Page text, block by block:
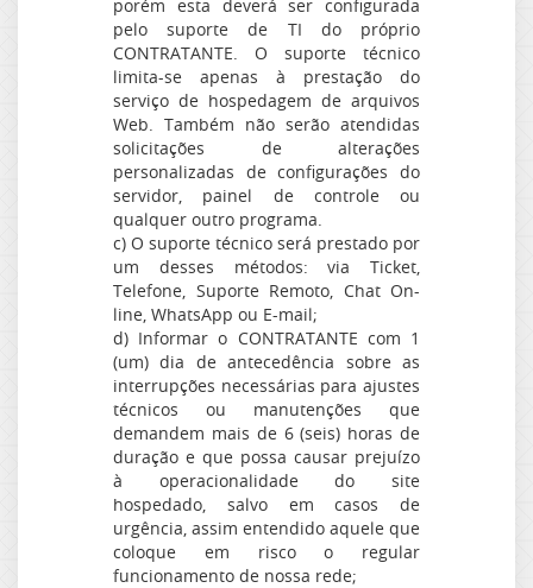
porém esta deverá ser configurada
pelo suporte de TI do próprio
CONTRATANTE. O suporte técnico
limita-se apenas à prestação do
serviço de hospedagem de arquivos
Web. Também não serão atendidas
solicitações de alterações
personalizadas de configurações do
servidor, painel de controle ou
qualquer outro programa.
c) O suporte técnico será prestado por
um desses métodos: via Ticket,
Telefone, Suporte Remoto, Chat On-
line, WhatsApp ou E-mail;
d) Informar o CONTRATANTE com 1
(um) dia de antecedência sobre as
interrupções necessárias para ajustes
técnicos ou manutenções que
demandem mais de 6 (seis) horas de
duração e que possa causar prejuízo
à operacionalidade do site
hospedado, salvo em casos de
urgência, assim entendido aquele que
coloque em risco o regular
funcionamento de nossa rede;